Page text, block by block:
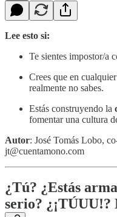
Lee esto si:
Te sientes impostor/a
Crees que en
realmente no sabes.
Estás construyendo la
fomentar una cultura
Autor: José Tomás Lobo,
jt@cuentamono.com
¿Tú? ¿Estás
serio? ¿¡TÚUU!?